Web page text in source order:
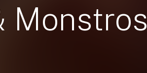
Monstros